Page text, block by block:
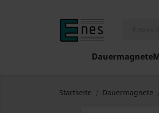
Dauermagnete
Startseite Dauermagnete